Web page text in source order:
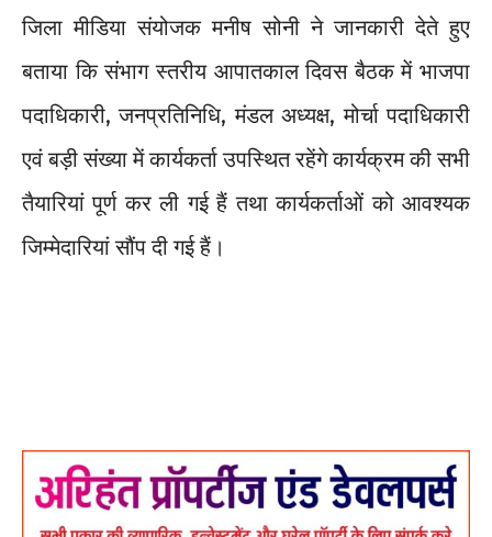
जिला मीडिया संयोजक मनीष सोनी ने जानकारी देते हुए
बताया कि संभाग स्तरीय आपातकाल दिवस बैठक में भाजपा
पदाधिकारी, जनप्रतिनिधि, मंडल अध्यक्ष, मोर्चा पदाधिकारी
एवं बड़ी संख्या में कार्यकर्ता उपस्थित रहेंगे कार्यक्रम की सभी
तैयारियां पूर्ण कर ली गई हैं तथा कार्यकर्ताओं को आवश्यक
जिम्मेदारियां सौंप दी गई हैं।